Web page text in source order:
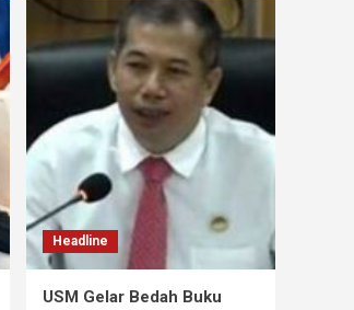
Headline
USM Gelar Bedah Buku